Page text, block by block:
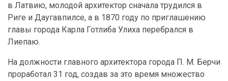
в Латвию, молодой архитектор сначала трудился в
Риге и Даугавпилсе, а в 1870 году по приглашению
главы города Карла Готлиба Улиха перебрался в
Лиепаю.
На должности главного архитектора города П. М. Берчи
проработал 31 год, создав за это время множество